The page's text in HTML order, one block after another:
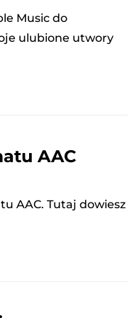
Music do
ulubione utwory
AAC
AAC. Tutaj dowiesz